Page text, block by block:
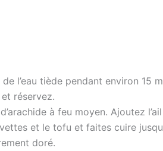
l’eau tiède pendant environ 15
réservez.
à feu moyen. Ajoutez
et le tofu et faites cuire
doré.